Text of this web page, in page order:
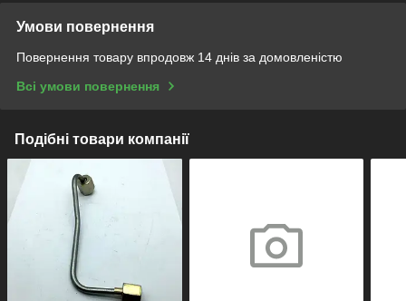
Умови повернення
Повернення товару впродовж 14 днів за домовленістю
Всі умови повернення
Подібні товари компанії